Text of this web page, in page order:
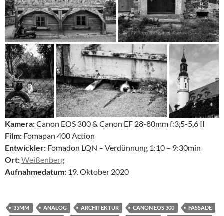
Kamera:Canon EOS 300 & Canon EF 28-80mm f:3,5-5,6 II
Film: Fomapan 400 Action
Entwickler: Fomadon LQN – Verdünnung 1:10 – 9:30min
Ort:Weißenberg
Aufnahmedatum: 19. Oktober 2020
35MM ANALOG ARCHITEKTUR CANON EOS 300
FASSADE